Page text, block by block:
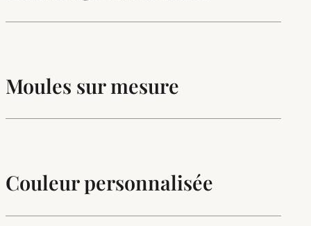
Moules sur mesure
Couleur personnalisée